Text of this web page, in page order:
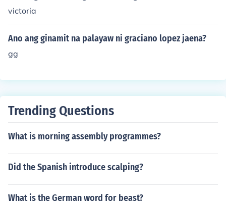
victoria
Ano ang ginamit na palayaw ni graciano lopez jaena?
gg
Trending Questions
What is morning assembly programmes?
Did the Spanish introduce scalping?
What is the German word for beast?